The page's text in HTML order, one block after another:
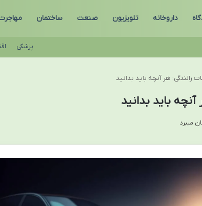
داروخانه تلویزیون صنعت ساختمان
پزشکی
رانندگی: هر آنچه باید بدانید
باید بدانید